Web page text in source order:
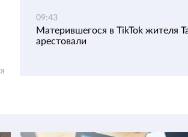
09:43
Матерившегося в TikTok жителя
арестовали